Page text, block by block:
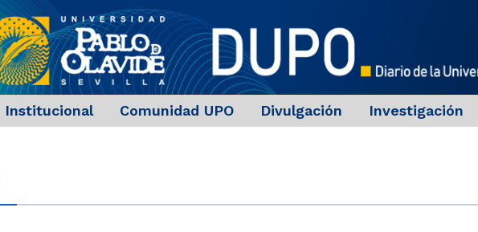
Institucional Comunidad UPO Divulgación Investigación